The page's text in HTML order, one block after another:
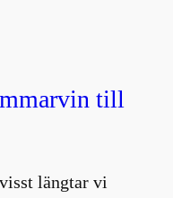
till
längtar vi